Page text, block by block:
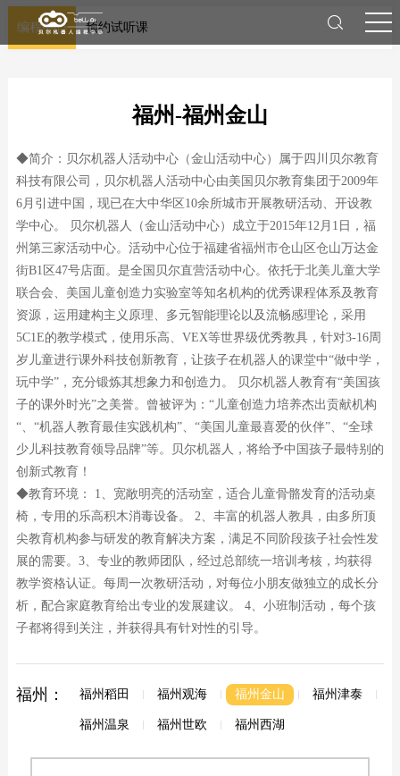
编程中心 预约试听课
福州-福州金山
◆简介：贝尔机器人活动中心（金山活动中心）属于四川贝尔教育
科技有限公司，贝尔机器人活动中心由美国贝尔教育集团于2009年
6月引进中国，现已在大中华区10余所城市开展教研活动、开设教
学中心。 贝尔机器人（金山活动中心）成立于2015年12月1日，福
州第三家活动中心。活动中心位于福建省福州市仓山区仓山万达金
街B1区47号店面。是全国贝尔直营活动中心。依托于北美儿童大学
联合会、美国儿童创造力实验室等知名机构的优秀课程体系及教育
资源，运用建构主义原理、多元智能理论以及流畅感理论，采用
5C1E的教学模式，使用乐高、VEX等世界级优秀教具，针对3-16周
岁儿童进行课外科技创新教育，让孩子在机器人的课堂中“做中学，
玩中学”，充分锻炼其想象力和创造力。 贝尔机器人教育有“美国孩
子的课外时光”之美誉。曾被评为：“儿童创造力培养杰出贡献机构
“、“机器人教育最佳实践机构”、“美国儿童最喜爱的伙伴”、“全球
少儿科技教育领导品牌”等。贝尔机器人，将给予中国孩子最特别的
创新式教育！
◆教育环境： 1、宽敞明亮的活动室，适合儿童骨骼发育的活动桌
椅，专用的乐高积木消毒设备。 2、丰富的机器人教具，由多所顶
尖教育机构参与研发的教育解决方案，满足不同阶段孩子社会性发
展的需要。3、专业的教师团队，经过总部统一培训考核，均获得
教学资格认证。每周一次教研活动，对每位小朋友做独立的成长分
析，配合家庭教育给出专业的发展建议。 4、小班制活动，每个孩
子都将得到关注，并获得具有针对性的引导。
福州： 福州稻田 福州观海 福州金山 福州津泰
福州温泉 福州世欧 福州西湖